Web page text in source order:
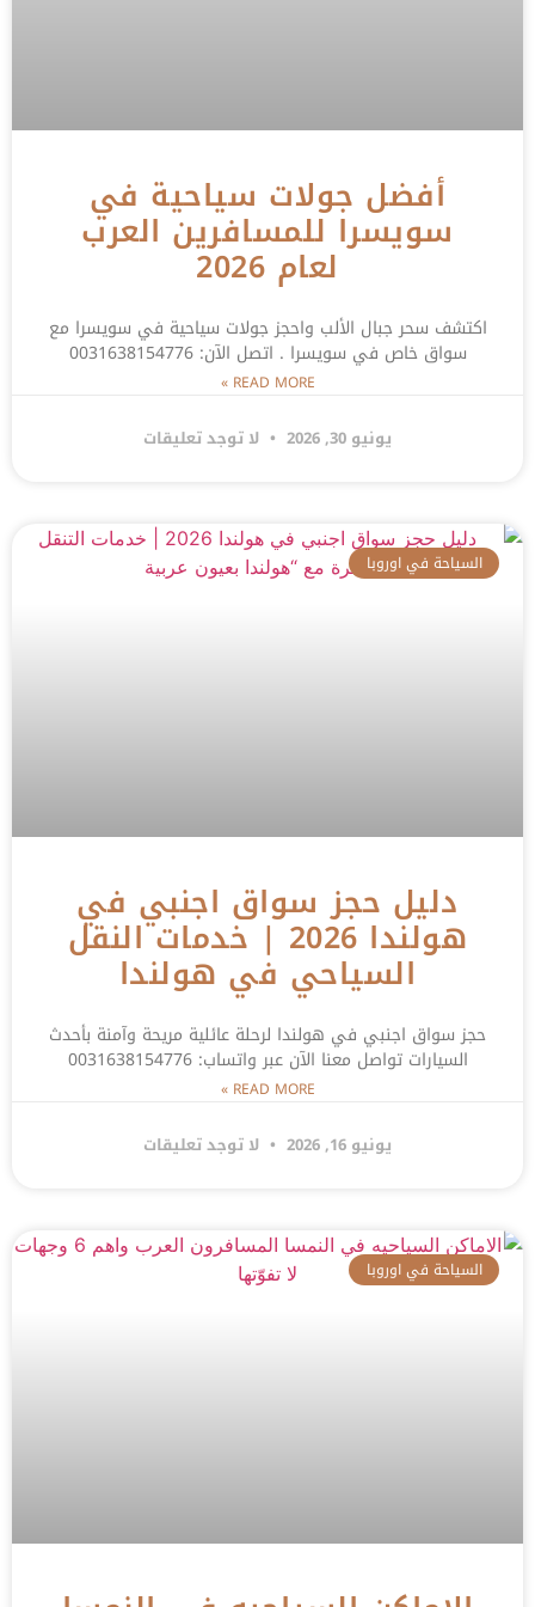
أفضل جولات سياحية في
سويسرا للمسافرين العرب
لعام 2026
اكتشف سحر جبال الألب واحجز جولات سياحية في سويسرا مع
سواق خاص في سويسرا . اتصل الآن: 0031638154776
READ MORE »
يونيو 30, 2026 لا توجد تعليقات
السياحة في اوروبا
دليل حجز سواق اجنبي في
هولندا 2026 | خدمات النقل
السياحي في هولندا
حجز سواق اجنبي في هولندا لرحلة عائلية مريحة وآمنة بأحدث
السيارات تواصل معنا الآن عبر واتساب: 0031638154776
READ MORE »
يونيو 16, 2026 لا توجد تعليقات
السياحة في اوروبا